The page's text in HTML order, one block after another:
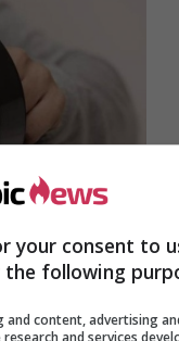
la
crisi
your consent to
following
and content, advertising
and services